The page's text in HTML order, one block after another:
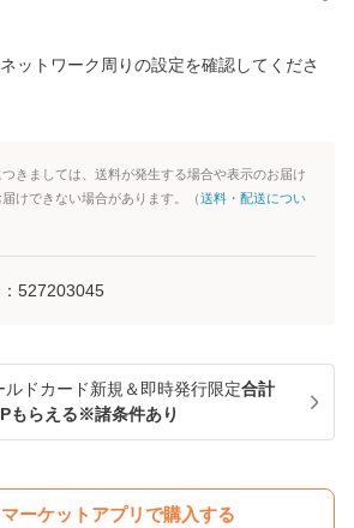
ットワーク周りの設定を確認してくださ
きましては、送料が発生する場合や表示のお届け
けできない場合があります。（送料・配送につい
527203045
ルドカード新規＆即時発行限定合計
もらえる※諸条件あり
ーケットアプリで購入する